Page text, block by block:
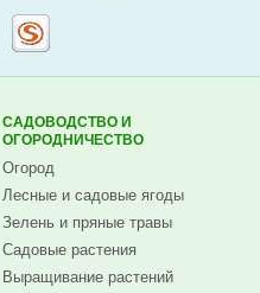
САДОВОДСТВО И
ОГОРОДНИЧЕСТВО
Огород
Лесные и садовые ягоды
Зелень и пряные травы
Садовые растения
Выращивание растений